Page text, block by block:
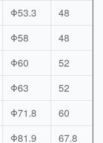
Φ53.3
48
Φ58
48
Φ60
52
Φ63
52
Φ71.8
60
Φ81.9
67.8